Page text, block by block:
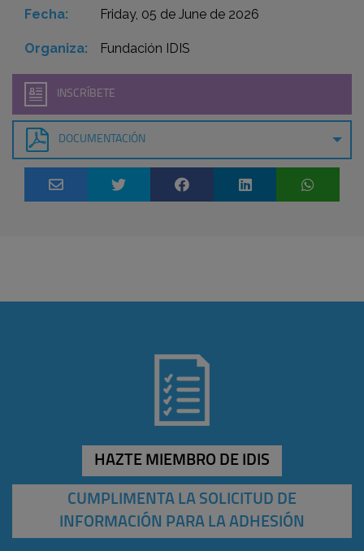
Fecha: Friday, 05 de June de 2026
Organiza: Fundación IDIS
INSCRÍBETE
DOCUMENTACIÓN
HAZTE MIEMBRO DE IDIS
CUMPLIMENTA LA SOLICITUD DE
INFORMACIÓN PARA LA ADHESIÓN